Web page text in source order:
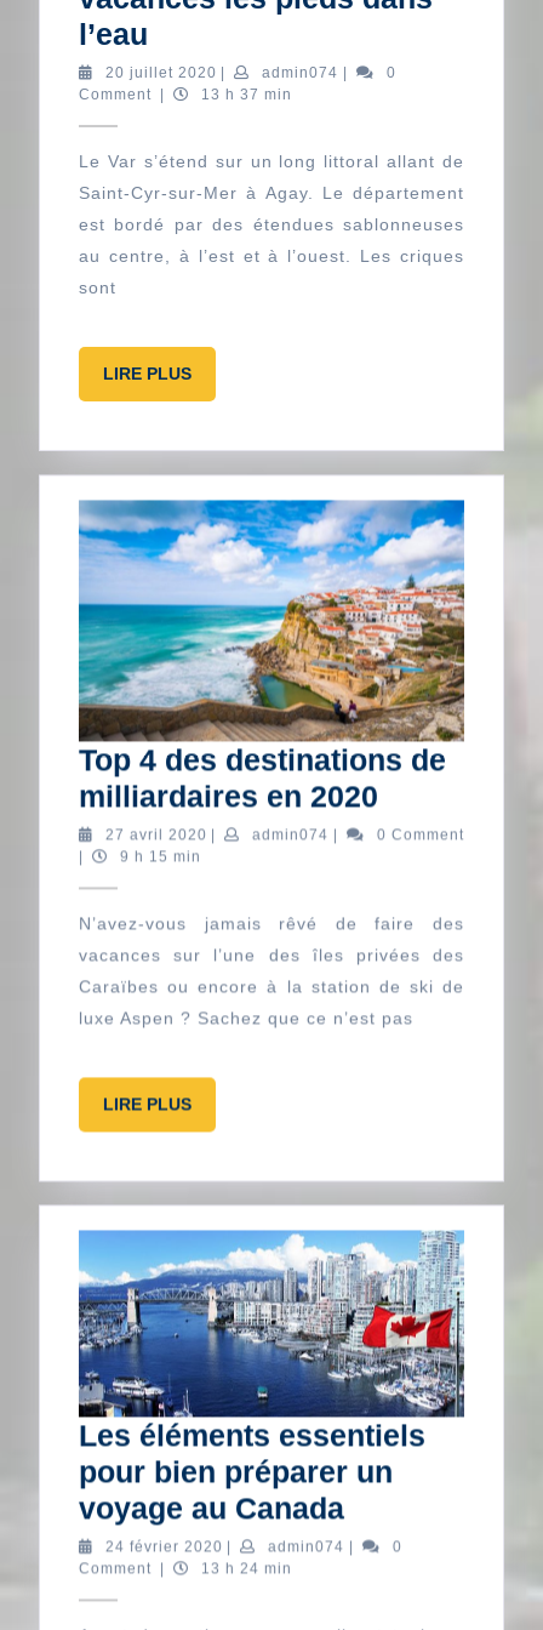
l’eau
le
Var
des
vacances
les
l’eau
20 juillet 2020 20
juillet
| admin074 admin074
|
0
Comment
| 13 h 37 min
Le Var s’étend sur un long littoral allant de
Saint-Cyr-sur-Mer à Agay. Le département
est bordé par des étendues sablonneuses
au centre, à l’est et à l’ouest. Les criques
sont
LIRE PLUSLIRE
PLUS
Top 4 des destinations de
milliardaires en 2020
4
de
en
27 avril 2020 27
| admin074 admin074
|
0 Comment
|
9 h 15 min
N’avez-vous jamais rêvé de faire des
vacances sur l’une des îles privées des
Caraïbes ou encore à la station de ski de
luxe Aspen ? Sachez que ce n’est pas
LIRE PLUSLIRE
PLUS
Les éléments essentiels
pour bien préparer un
voyage au CanadaLes
éléments
24 février 2020 24
février
| admin074 admin074
|
0
Comment
| 13 h 24 min